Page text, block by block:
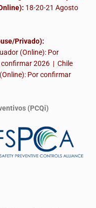
18-20-21 Agosto
Privado):
(Online): Por
2026 | Chile
Por confirmar
(PCQi)